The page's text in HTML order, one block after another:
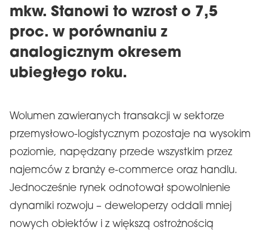
mkw. Stanowi to wzrost o 7,5
proc. w porównaniu z
analogicznym okresem
ubiegłego roku.
Wolumen zawieranych transakcji w sektorze
przemysłowo-logistycznym pozostaje na wysokim
poziomie, napędzany przede wszystkim przez
najemców z branży e-commerce oraz handlu.
Jednocześnie rynek odnotował spowolnienie
dynamiki rozwoju – deweloperzy oddali mniej
nowych obiektów i z większą ostrożnością